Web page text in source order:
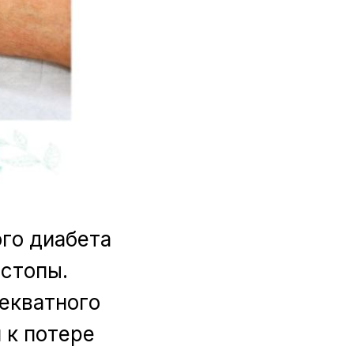
диабета
потере